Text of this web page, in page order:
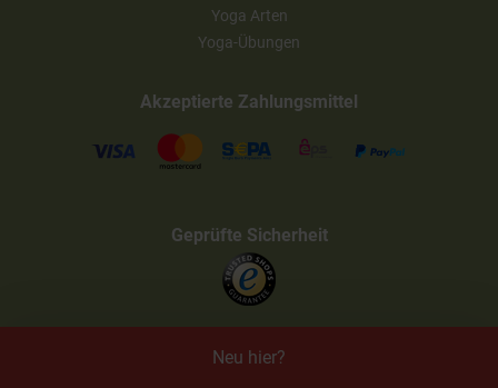
Yoga Arten
Yoga-Übungen
Akzeptierte Zahlungsmittel
Geprüfte Sicherheit
Neu hier?